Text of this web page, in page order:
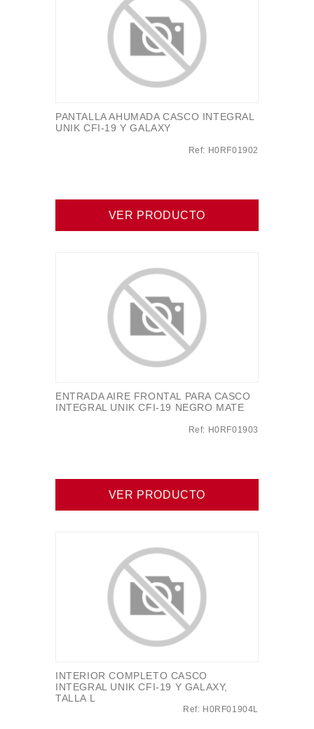
PANTALLA AHUMADA CASCO INTEGRAL
UNIK CFI-19 Y GALAXY
Ref: H0RF01902
VER PRODUCTO
ENTRADA AIRE FRONTAL PARA CASCO
INTEGRAL UNIK CFI-19 NEGRO MATE
Ref: H0RF01903
VER PRODUCTO
INTERIOR COMPLETO CASCO
INTEGRAL UNIK CFI-19 Y GALAXY,
TALLA L
Ref: H0RF01904L